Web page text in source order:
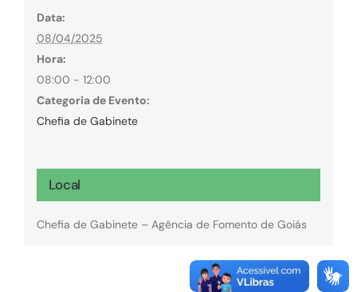
Data:
08/04/2025
Hora:
08:00 - 12:00
Categoria de Evento:
Chefia de Gabinete
Local
Chefia de Gabinete – Agência de Fomento de Goiás